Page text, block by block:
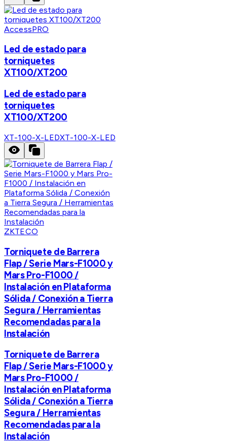
AccessPRO
Led de estado para
torniquetes
XT100/XT200
Led de estado para
torniquetes
XT100/XT200
XT-100-X-LEDXT-100-X-LED
ZKTECO
Torniquete de Barrera
Flap / Serie Mars-F1000 y
Mars Pro-F1000 /
Instalación en Plataforma
Sólida / Conexión a Tierra
Segura / Herramientas
Recomendadas para la
Instalación
Torniquete de Barrera
Flap / Serie Mars-F1000 y
Mars Pro-F1000 /
Instalación en Plataforma
Sólida / Conexión a Tierra
Segura / Herramientas
Recomendadas para la
Instalación